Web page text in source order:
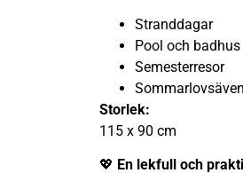
Stranddagar
Pool och badhus
Semesterresor
Storlek:
115 x 90 cm
💖 En lekfull och